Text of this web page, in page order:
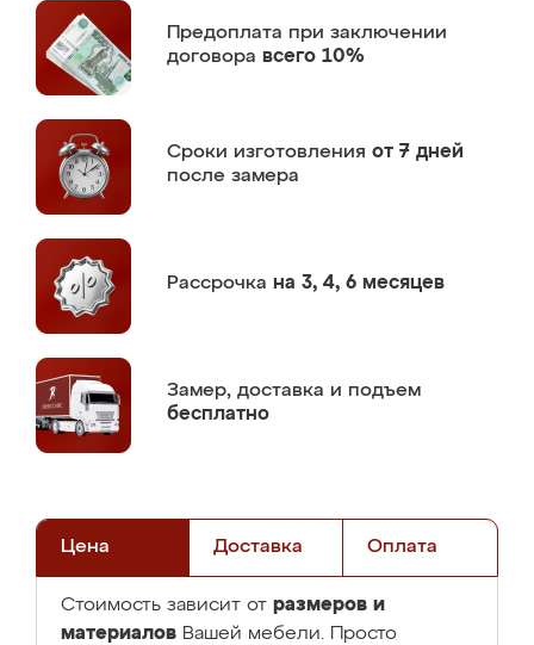
Предоплата при заключении
договора всего 10%
Сроки изготовления от 7 дней
после замера
Рассрочка на 3, 4, 6 месяцев
Замер, доставка и подъем
бесплатно
Цена Доставка Оплата
Стоимость зависит от размеров и
материалов Вашей мебели. Просто